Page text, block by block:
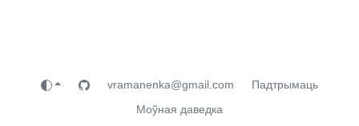
vramanenka@gmail.com
Падтрымаць
Моўная даведка